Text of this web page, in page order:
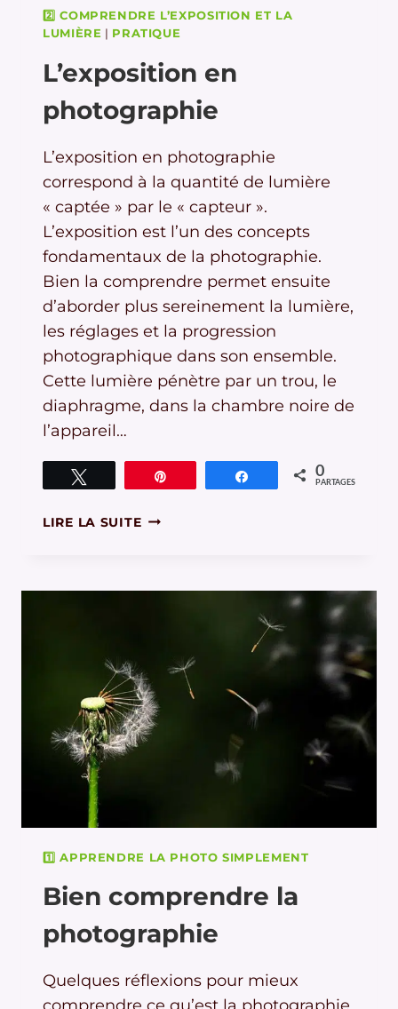
2️⃣ COMPRENDRE L’EXPOSITION ET LA
LUMIÈRE | PRATIQUE
L’exposition en
photographie
L’exposition en photographie
correspond à la quantité de lumière
« captée » par le « capteur ».
L’exposition est l’un des concepts
fondamentaux de la photographie.
Bien la comprendre permet ensuite
d’aborder plus sereinement la lumière,
les réglages et la progression
photographique dans son ensemble.
Cette lumière pénètre par un trou, le
diaphragme, dans la chambre noire de
l’appareil…
Partagez 0
PARTAGES
LIRE LA SUITEL’EXPOSITION
1️⃣ APPRENDRE LA PHOTO SIMPLEMENT
Bien comprendre la
photographie
Quelques réflexions pour mieux